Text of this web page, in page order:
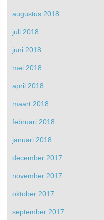
augustus 2018
juli 2018
juni 2018
mei 2018
april 2018
maart 2018
februari 2018
januari 2018
december 2017
november 2017
oktober 2017
september 2017